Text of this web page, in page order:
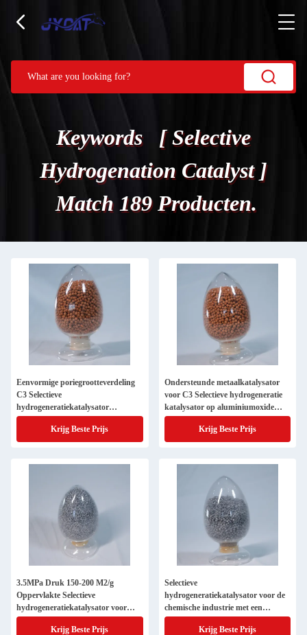
Keywords [ Selective
Hydrogenation Catalyst ]
Match 189 Producten.
Eenvormige poriegrootteverdeling
C3 Selectieve
hydrogeneratiekatalysator
ondersteund door aluminiumoxide
Al2O3 voor een bolvormige vorm
Krijg Beste Prijs
Ondersteunde metaalkatalysator
voor C3 Selectieve hydrogeneratie
katalysator op aluminiumoxide
Al2O3 draagmateriaal
Krijg Beste Prijs
3.5MPa Druk 150-200 M2/g
Oppervlakte Selectieve
hydrogeneratiekatalysator voor
optimale prestaties
Krijg Beste Prijs
Selectieve
hydrogeneratiekatalysator voor de
chemische industrie met een
oppervlakte van 150-200 m2/g
Krijg Beste Prijs